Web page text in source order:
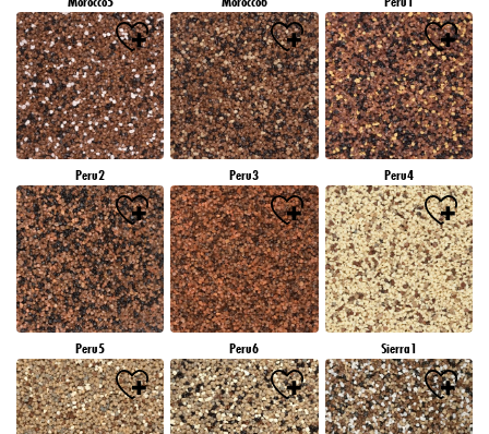
Peru2 Peru3 Peru4
Peru5 Peru6 Sierra1